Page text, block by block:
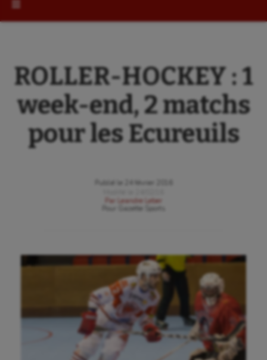
ROLLER-HOCKEY : 1
week-end, 2 matchs
pour les Ecureuils
Publié le
24 février 2016
Par
Leandre Leber
Gazette Sports